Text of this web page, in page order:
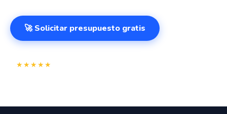
🚀 Solicitar presupuesto gratis
★★★★★